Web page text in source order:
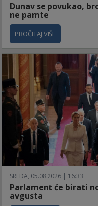
Dunav se povukao,
ne pamte
PROČITAJ VIŠE
SREDA, 05.08.2026 | 16:33
Parlament će birati
avgusta